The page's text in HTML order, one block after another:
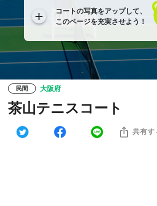
コートの写真をアップして、
このページを充実させよう！
民間 大阪府
茶山テニスコート
共有す